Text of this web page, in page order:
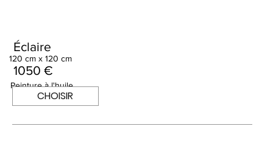
Éclaire
Peinture à l'huile
1050 €
120 cm x 120 cm
CHOISIR